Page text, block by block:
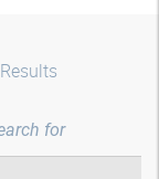
Results